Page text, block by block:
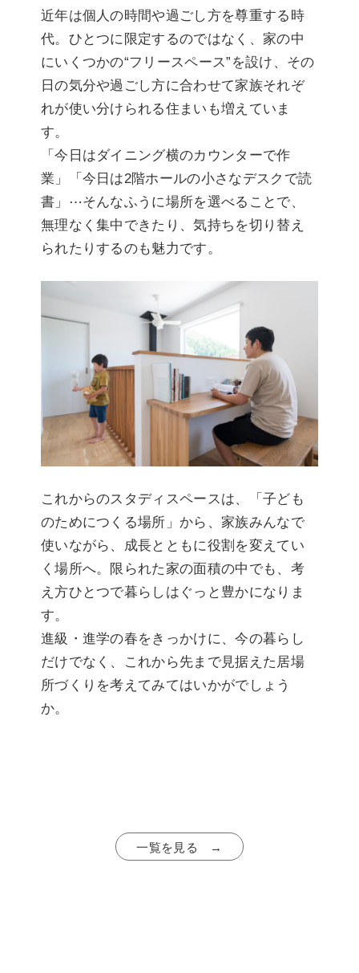
近年は個人の時間や過ごし方を尊重する時
代。ひとつに限定するのではなく、家の中
にいくつかの“フリースペース”を設け、その
日の気分や過ごし方に合わせて家族それぞ
れが使い分けられる住まいも増えていま
す。
「今日はダイニング横のカウンターで作
業」「今日は2階ホールの小さなデスクで読
書」⋯そんなふうに場所を選べることで、
無理なく集中できたり、気持ちを切り替え
られたりするのも魅力です。
これからのスタディスペースは、「子ども
のためにつくる場所」から、家族みんなで
使いながら、成長とともに役割を変えてい
く場所へ。限られた家の面積の中でも、考
え方ひとつで暮らしはぐっと豊かになりま
す。
進級・進学の春をきっかけに、今の暮らし
だけでなく、これから先まで見据えた居場
所づくりを考えてみてはいかがでしょう
か。
一覧を見る →